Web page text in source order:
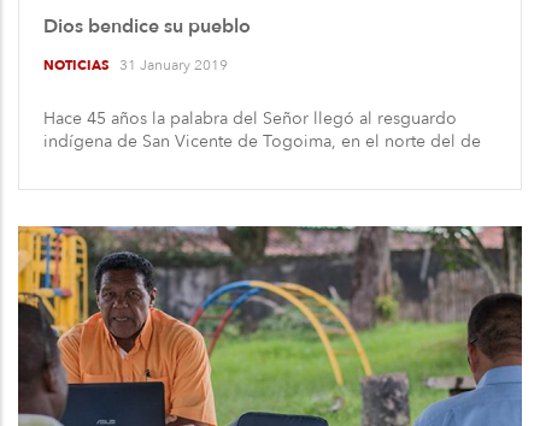
Dios bendice su pueblo
NOTICIAS 31 January 2019
Hace 45 años la palabra del Señor llegó al resguardo
indígena de San Vicente de Togoima, en el norte del de